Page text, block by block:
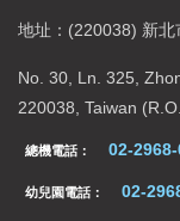
聯絡資訊
地址：(220038) 新
No. 30, Ln. 325,
220038, Taiwan
總機電話： 02-
幼兒園電話：
02-